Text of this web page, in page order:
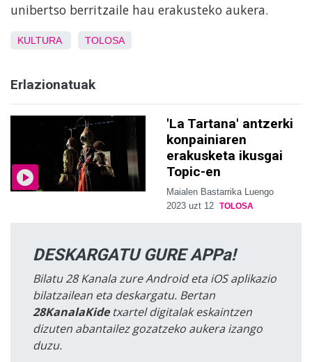
unibertso berritzaile hau erakusteko aukera.
KULTURA TOLOSA
Erlazionatuak
'La Tartana' antzerki
konpainiaren
erakusketa ikusgai
Topic-en
Maialen Bastarrika Luengo
2023 uzt 12 TOLOSA
DESKARGATU GURE APPa!
Bilatu 28 Kanala zure Android eta iOS aplikazio
bilatzailean eta deskargatu. Bertan
28KanalaKidetxartel digitalak eskaintzen
dizuten abantailez gozatzeko aukera izango
duzu.